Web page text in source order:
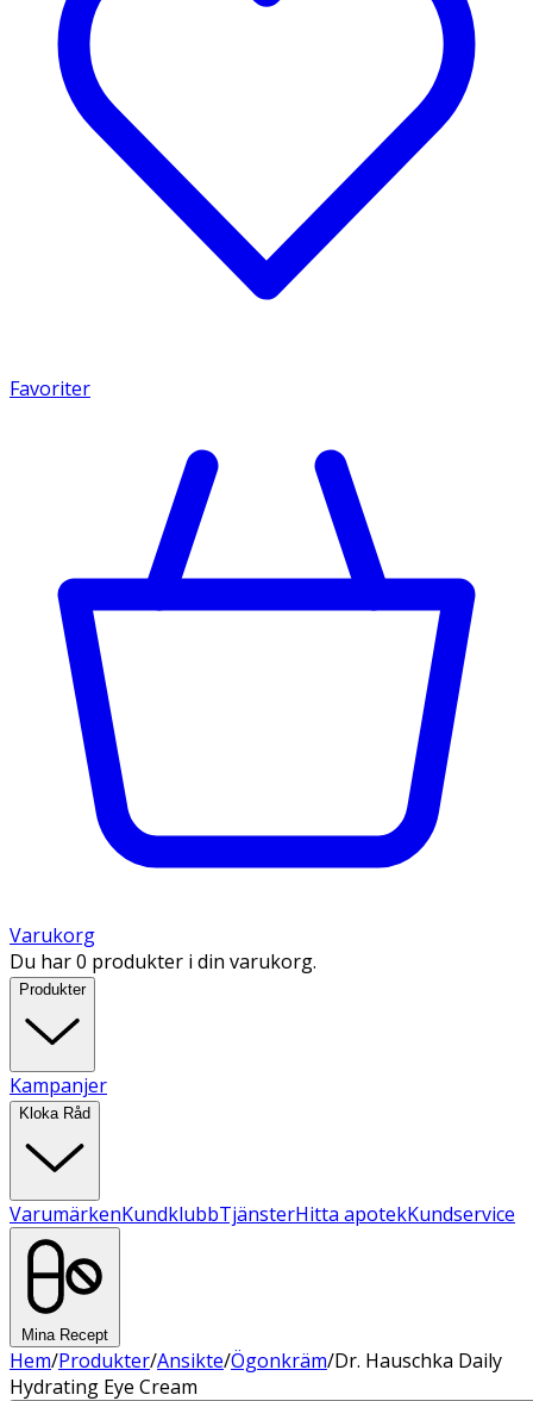
Favoriter
Varukorg
Du har 0 produkter i din varukorg.
Produkter
Kampanjer
Kloka Råd
VarumärkenKundklubbTjänsterHitta apotekKundservice
Mina Recept
Hem/Produkter/Ansikte/Ögonkräm/Dr. Hauschka Daily
Hydrating Eye Cream